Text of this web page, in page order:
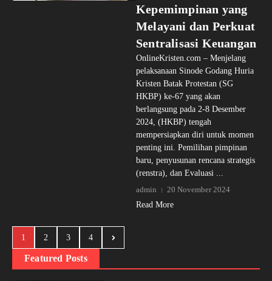
Kepemimpinan yang
Melayani dan Perkuat
Sentralisasi Keuangan
OnlineKristen.com – Menjelang
pelaksanaan Sinode Godang Huria
Kristen Batak Protestan (SG
HKBP) ke-67 yang akan
berlangsung pada 2-8 Desember
2024, (HKBP) tengah
mempersiapkan diri untuk momen
penting ini. Pemilihan pimpinan
baru, penyusunan rencana strategis
(renstra), dan Evaluasi ...
admin
20 November 2024
Read More
1 2 3 4
Featured Posts